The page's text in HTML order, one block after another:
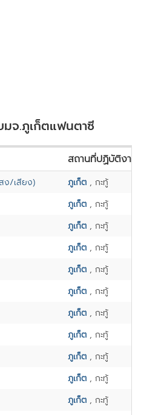
จ.ภูเก็ตแฟนตาซี
สถานที่ปฏิบัติงาน
ง/เสียง) ภูเก็ต , กะทู้
ภูเก็ต , กะทู้
ภูเก็ต , กะทู้
ภูเก็ต , กะทู้
ภูเก็ต , กะทู้
ภูเก็ต , กะทู้
ภูเก็ต , กะทู้
ภูเก็ต , กะทู้
ภูเก็ต , กะทู้
ภูเก็ต , กะทู้
ภูเก็ต , กะทู้